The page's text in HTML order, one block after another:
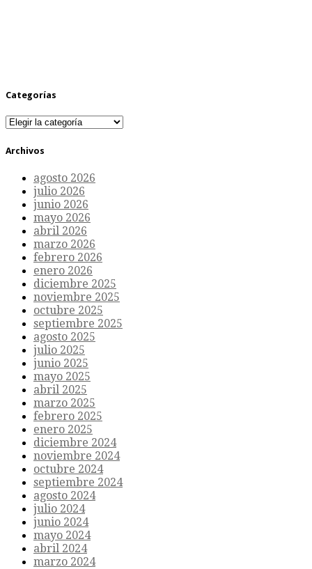
Categorías
Categorías
Archivos
agosto 2026
julio 2026
junio 2026
mayo 2026
abril 2026
marzo 2026
febrero 2026
enero 2026
diciembre 2025
noviembre 2025
octubre 2025
septiembre 2025
agosto 2025
julio 2025
junio 2025
mayo 2025
abril 2025
marzo 2025
febrero 2025
enero 2025
diciembre 2024
noviembre 2024
octubre 2024
septiembre 2024
agosto 2024
julio 2024
junio 2024
mayo 2024
abril 2024
marzo 2024